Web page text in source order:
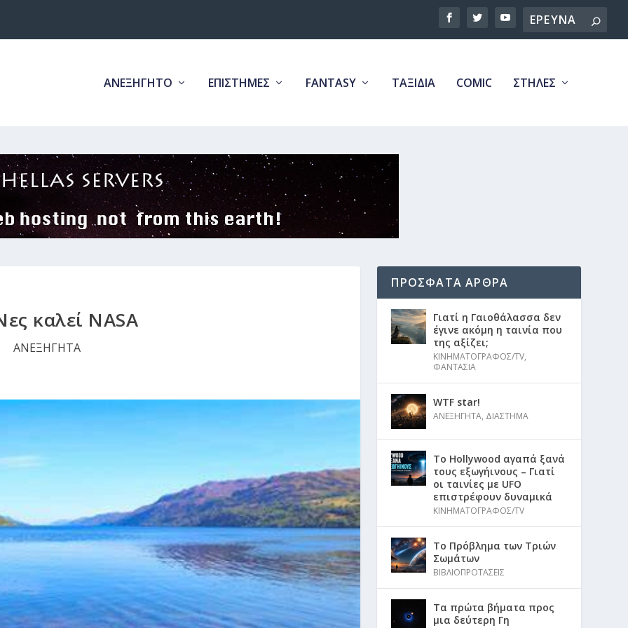
Search
ΑΝΕΞΗΓΗΤΟ ΕΠΙΣΤΗΜΕΣ FANTASY ΤΑΞΙΔΙΑ COMIC ΣΤΗΛΕΣ
καλεί NASA
ΑΝΕΞΗΓΗΤΑ
ΠΡΟΣΦΑΤΑ ΑΡΘΡΑ
Γιατί η Γαιοθάλασσα δεν
έγινε ακόμη η ταινία που
της αξίζει;
ΚΙΝΗΜΑΤΟΓΡΑΦΟΣ/TV,
ΦΑΝΤΑΣΙΑ
WTF star!
ΑΝΕΞΗΓΗΤΑ, ΔΙΑΣΤΗΜΑ
Το Hollywood αγαπά ξανά
τους εξωγήινους – Γιατί
οι ταινίες με UFO
επιστρέφουν δυναμικά
ΚΙΝΗΜΑΤΟΓΡΑΦΟΣ/TV
Το Πρόβλημα των Τριών
Σωμάτων
ΒΙΒΛΙΟΠΡΟΤΑΣΕΙΣ
Τα πρώτα βήματα προς
μια δεύτερη Γη